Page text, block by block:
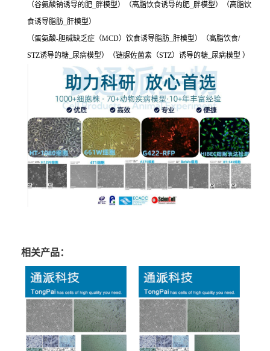
（谷氨酸钠诱导的肥_胖模型）（高脂饮食诱导的肥_胖模型）（高脂饮
食诱导脂肪_肝模型）
（蛋氨酸-胆碱缺乏症（MCD）饮食诱导脂肪_肝模型）（高脂饮食/
STZ诱导的糖_尿病模型）（链脲佐菌素（STZ）诱导的糖_尿病模型 ）
相关产品：